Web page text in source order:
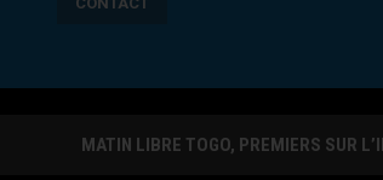
MATIN LIBRE TOGO, PREMIERS SUR